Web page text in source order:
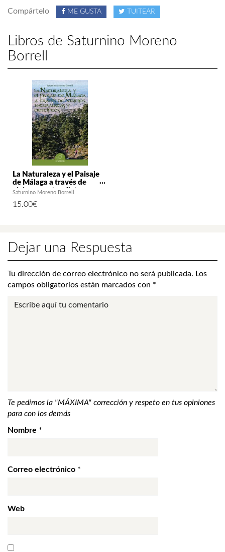
Compártelo ME GUSTA TUITEAR
Libros de Saturnino Moreno
Borrell
La Naturaleza y el Paisaje
de Málaga a través de
viajeros, naturalistas y
Saturnino Moreno Borrell
15.00€
Dejar una Respuesta
Tu dirección de correo electrónico no será publicada. Los
campos obligatorios están marcados con *
Te pedimos la "MÁXIMA" corrección y respeto en tus opiniones
para con los demás
Nombre *
Correo electrónico *
Web